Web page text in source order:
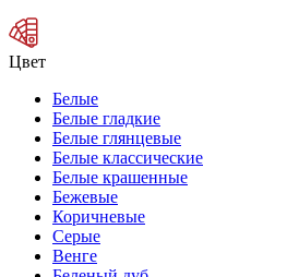
Цвет
Белые
Белые гладкие
Белые глянцевые
Белые классические
Белые крашенные
Бежевые
Коричневые
Серые
Венге